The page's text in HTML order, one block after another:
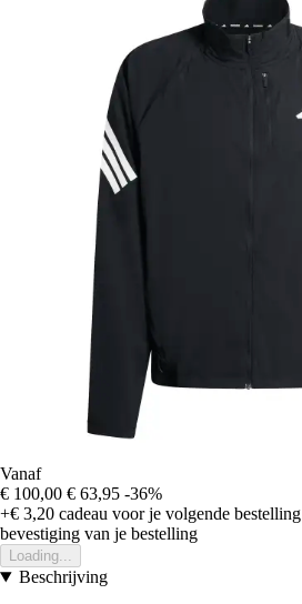
Vanaf
€ 100,00 € 63,95 -36%
+€ 3,20 cadeau voor je volgende bestelling
bevestiging van je bestelling
Loading...
Beschrijving